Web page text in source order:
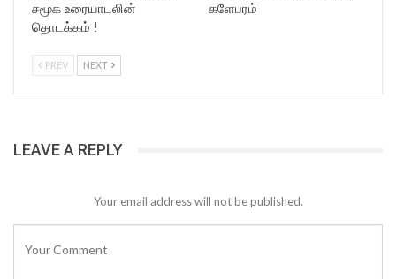
சமூக உரையாடலின்
தொடக்கம் !
களேபரம்
PREV NEXT
LEAVE A REPLY
Your email address will not be published.